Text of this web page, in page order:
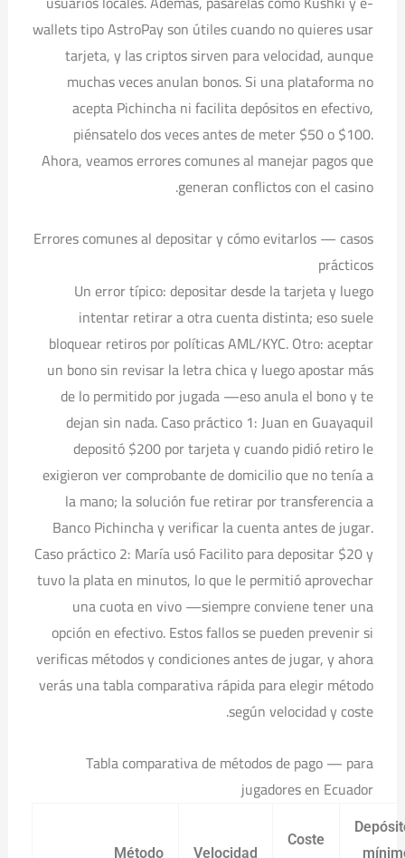
wallets tipo AstroPay son útiles cuando no quieres usar
tarjeta, y las criptos sirven para velocidad, aunque
muchas veces anulan bonos. Si una plataforma no
acepta Pichincha ni facilita depósitos en efectivo,
piénsatelo dos veces antes de meter $50 o $100.
Ahora, veamos errores comunes al manejar pagos que
generan conflictos con el casino.
Errores comunes al depositar y cómo evitarlos — casos
prácticos
Un error típico: depositar desde la tarjeta y luego
intentar retirar a otra cuenta distinta; eso suele
bloquear retiros por políticas AML/KYC. Otro: aceptar
un bono sin revisar la letra chica y luego apostar más
de lo permitido por jugada —eso anula el bono y te
dejan sin nada. Caso práctico 1: Juan en Guayaquil
depositó $200 por tarjeta y cuando pidió retiro le
exigieron ver comprobante de domicilio que no tenía a
la mano; la solución fue retirar por transferencia a
Banco Pichincha y verificar la cuenta antes de jugar.
Caso práctico 2: María usó Facilito para depositar $20 y
tuvo la plata en minutos, lo que le permitió aprovechar
una cuota en vivo —siempre conviene tener una
opción en efectivo. Estos fallos se pueden prevenir si
verificas métodos y condiciones antes de jugar, y ahora
verás una tabla comparativa rápida para elegir método
según velocidad y coste.
Tabla comparativa de métodos de pago — para
jugadores en Ecuador
Método Velocidad
Coste